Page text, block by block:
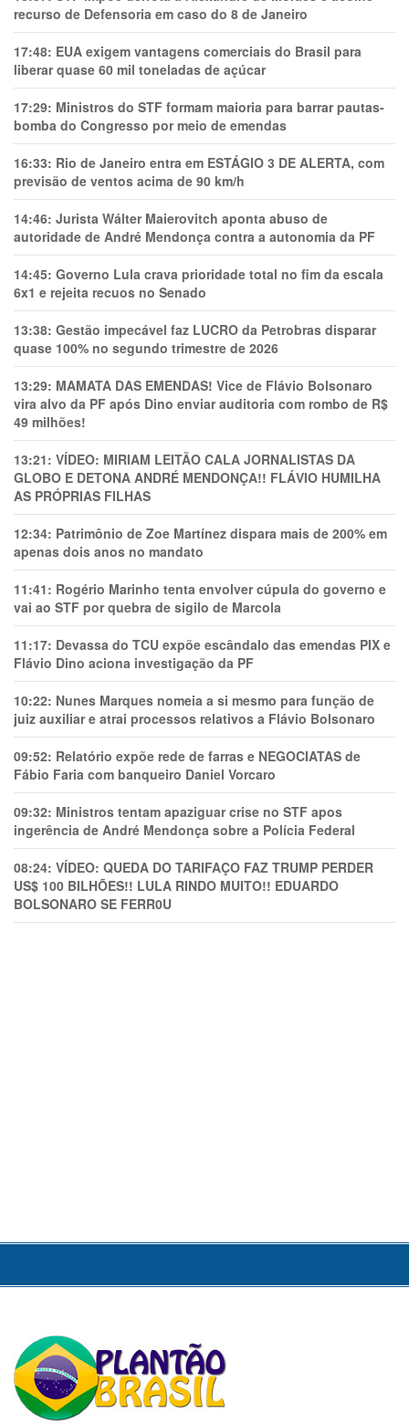
recurso de Defensoria em caso do 8 de Janeiro
17:48: EUA exigem vantagens comerciais do Brasil para
liberar quase 60 mil toneladas de açúcar
17:29: Ministros do STF formam maioria para barrar pautas-
bomba do Congresso por meio de emendas
16:33: Rio de Janeiro entra em ESTÁGIO 3 DE ALERTA, com
previsão de ventos acima de 90 km/h
14:46: Jurista Wálter Maierovitch aponta abuso de
autoridade de André Mendonça contra a autonomia da PF
14:45: Governo Lula crava prioridade total no fim da escala
6x1 e rejeita recuos no Senado
13:38: Gestão impecável faz LUCRO da Petrobras disparar
quase 100% no segundo trimestre de 2026
13:29: MAMATA DAS EMENDAS! Vice de Flávio Bolsonaro
vira alvo da PF após Dino enviar auditoria com rombo de R$
49 milhões!
13:21: VÍDEO: MIRIAM LEITÃO CALA JORNALISTAS DA
GLOBO E DETONA ANDRÉ MENDONÇA!! FLÁVIO HUMILHA
AS PRÓPRIAS FILHAS
12:34: Patrimônio de Zoe Martínez dispara mais de 200% em
apenas dois anos no mandato
11:41: Rogério Marinho tenta envolver cúpula do governo e
vai ao STF por quebra de sigilo de Marcola
11:17: Devassa do TCU expõe escândalo das emendas PIX e
Flávio Dino aciona investigação da PF
10:22: Nunes Marques nomeia a si mesmo para função de
juiz auxiliar e atrai processos relativos a Flávio Bolsonaro
09:52: Relatório expõe rede de farras e NEGOCIATAS de
Fábio Faria com banqueiro Daniel Vorcaro
09:32: Ministros tentam apaziguar crise no STF apos
ingerência de André Mendonça sobre a Polícia Federal
08:24: VÍDEO: QUEDA DO TARIFAÇO FAZ TRUMP PERDER
US$ 100 BILHÕES!! LULA RINDO MUITO!! EDUARDO
BOLSONARO SE FERR0U